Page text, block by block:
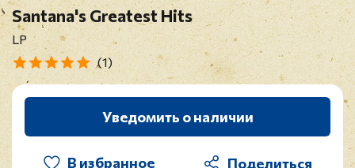
Santana's Greatest Hits
LP
(1)
Уведомить о наличии
В избранное